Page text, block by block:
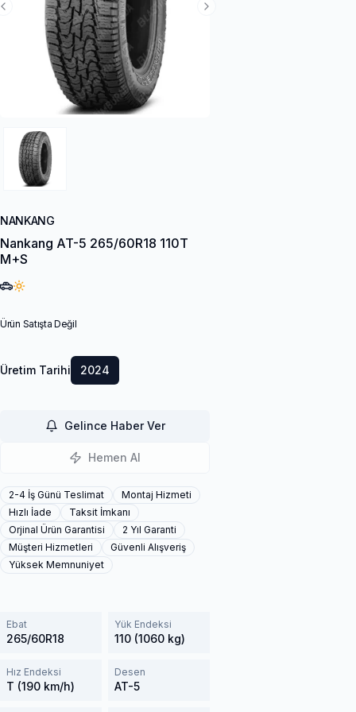
Next Slide
Previous Slide
NANKANG
Nankang AT-5 265/60R18 110T
M+S
Ürün Satışta Değil
Üretim Tarihi 2024
Gelince Haber Ver
Hemen Al
2-4 İş Günü Teslimat
Montaj Hizmeti
Hızlı İade
Taksit İmkanı
Orjinal Ürün Garantisi
2 Yıl Garanti
Müşteri Hizmetleri
Güvenli Alışveriş
Yüksek Memnuniyet
Ebat
265/60R18
Yük Endeksi
110 (1060 kg)
Hız Endeksi
T (190 km/h)
Desen
AT-5